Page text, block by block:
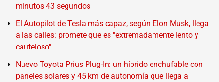
minutos 43 segundos
El Autopilot de Tesla más capaz, según Elon Musk, llega
a las calles: promete que es "extremadamente lento y
cauteloso"
Nuevo Toyota Prius Plug-In: un híbrido enchufable con
paneles solares y 45 km de autonomía que llega a